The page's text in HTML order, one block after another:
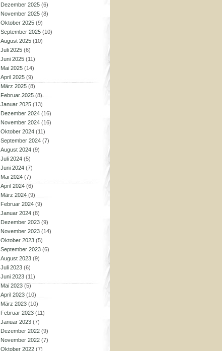
Dezember 2025 (6)
November 2025 (8)
Oktober 2025 (9)
September 2025 (10)
August 2025 (10)
Juli 2025 (6)
Juni 2025 (11)
Mai 2025 (14)
April 2025 (9)
März 2025 (8)
Februar 2025 (8)
Januar 2025 (13)
Dezember 2024 (16)
November 2024 (16)
Oktober 2024 (11)
September 2024 (7)
August 2024 (9)
Juli 2024 (5)
Juni 2024 (7)
Mai 2024 (7)
April 2024 (6)
März 2024 (9)
Februar 2024 (9)
Januar 2024 (8)
Dezember 2023 (9)
November 2023 (14)
Oktober 2023 (5)
September 2023 (6)
August 2023 (9)
Juli 2023 (6)
Juni 2023 (11)
Mai 2023(5)
April 2023 (10)
März 2023 (10)
Februar 2023 (11)
Januar 2023 (7)
Dezember 2022 (9)
November 2022 (7)
Oktober 2022 (7)